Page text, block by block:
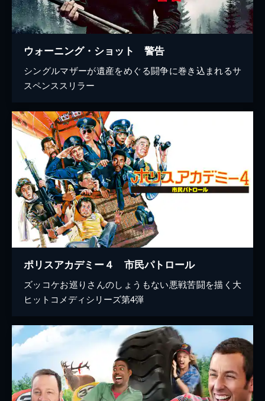
ウォーニング・ショット 警告
シングルマザーが遺産をめぐる闘争に巻き込まれるサ
スペンススリラー
ポリスアカデミー４ 市民パトロール
ズッコケお巡りさんのしょうもない悪戦苦闘を描く大
ヒットコメディシリーズ第4弾